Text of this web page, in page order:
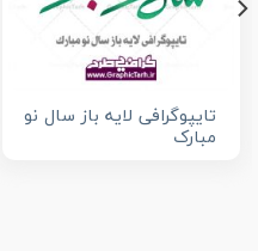
تایپوگرافی لایه باز سال نو
مبارک